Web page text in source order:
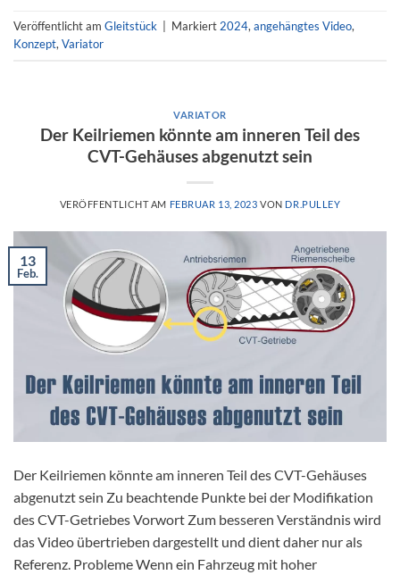
Veröffentlicht am Gleitstück Markiert2024,angehängtes Video,
Konzept,Variator
VARIATOR
Der Keilriemen könnte am inneren Teil des
CVT-Gehäuses abgenutzt sein
VERÖFFENTLICHT AM FEBRUAR 13, 2023 VON DR.PULLEY
13
Feb.
Der Keilriemen könnte am inneren Teil des CVT-Gehäuses
abgenutzt sein Zu beachtende Punkte bei der Modifikation
des CVT-Getriebes Vorwort Zum besseren Verständnis wird
das Video übertrieben dargestellt und dient daher nur als
Referenz. Probleme Wenn ein Fahrzeug mit hoher